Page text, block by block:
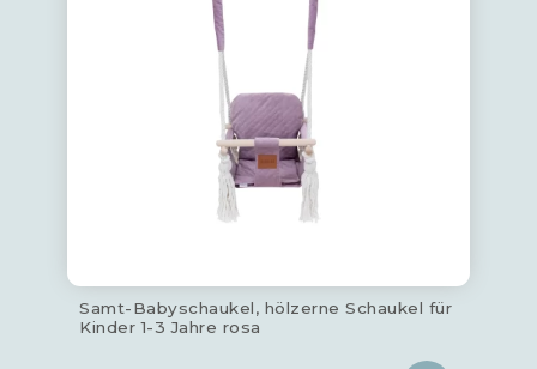
Samt-Babyschaukel, hölzerne Schaukel für
Kinder 1-3 Jahre rosa